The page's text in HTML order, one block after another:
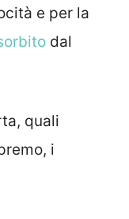
e per la
dal
quali
i